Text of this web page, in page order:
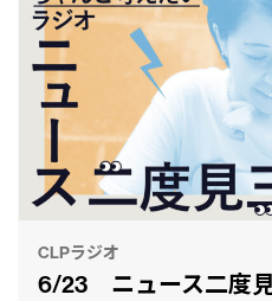
CLPラジオ
6/23 ニュース二度